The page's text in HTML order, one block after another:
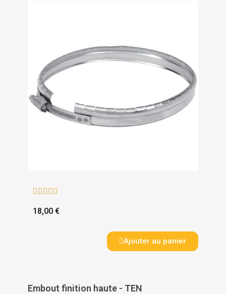
    
18,00 €
Ajouter au panier
Embout finition haute - TEN